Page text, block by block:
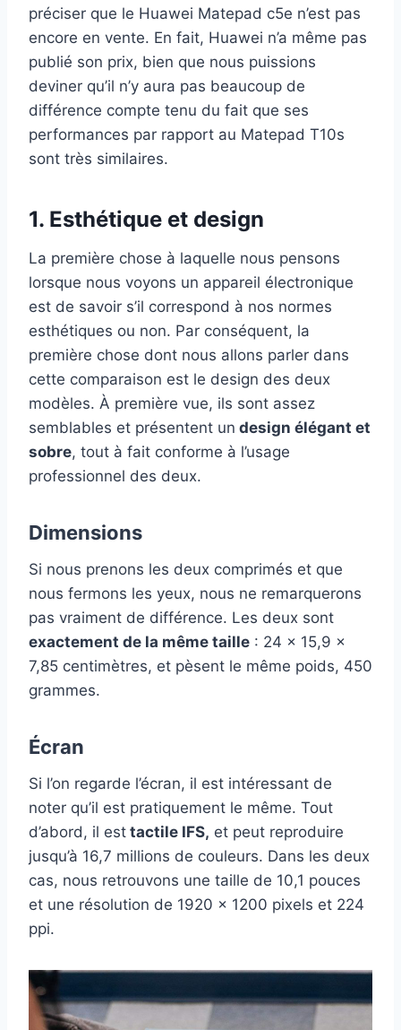
préciser que le Huawei Matepad c5e n’est pas
encore en vente. En fait, Huawei n’a même pas
publié son prix, bien que nous puissions
deviner qu’il n’y aura pas beaucoup de
différence compte tenu du fait que ses
performances par rapport au Matepad T10s
sont très similaires.
1. Esthétique et design
La première chose à laquelle nous pensons
lorsque nous voyons un appareil électronique
est de savoir s’il correspond à nos normes
esthétiques ou non. Par conséquent, la
première chose dont nous allons parler dans
cette comparaison est le design des deux
modèles. À première vue, ils sont assez
semblables et présentent un design élégant et
sobre, tout à fait conforme à l’usage
professionnel des deux.
Dimensions
Si nous prenons les deux comprimés et que
nous fermons les yeux, nous ne remarquerons
pas vraiment de différence. Les deux sont
exactement de la même taille : 24 x 15,9 x
7,85 centimètres, et pèsent le même poids, 450
grammes.
Écran
Si l’on regarde l’écran, il est intéressant de
noter qu’il est pratiquement le même. Tout
d’abord, il est tactile IFS, et peut reproduire
jusqu’à 16,7 millions de couleurs. Dans les deux
cas, nous retrouvons une taille de 10,1 pouces
et une résolution de 1920 x 1200 pixels et 224
ppi.